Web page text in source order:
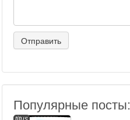
Популярные посты: